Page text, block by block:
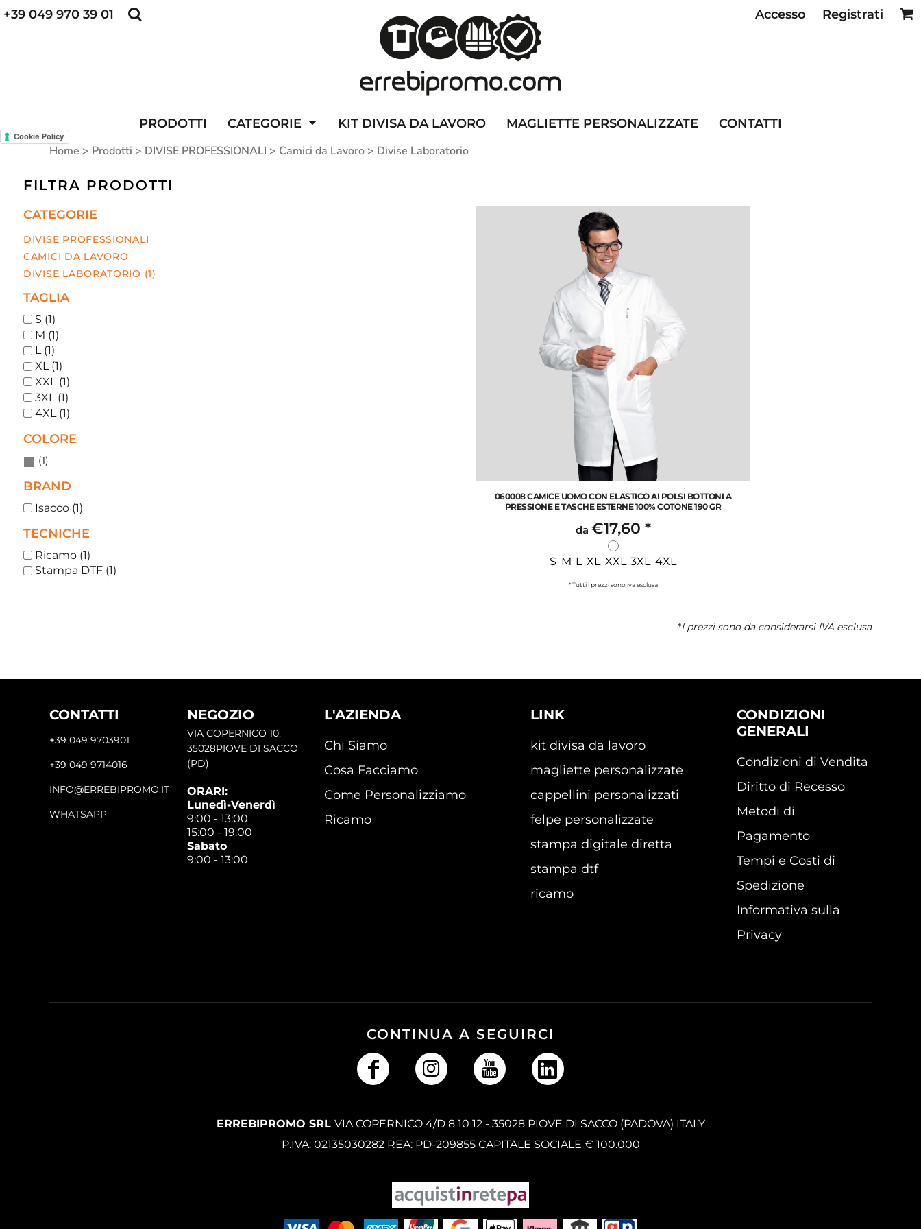
+39 049 970 39 01 Accesso Registrati
PRODOTTI CATEGORIE KIT DIVISA DA LAVORO MAGLIETTE PERSONALIZZATE CONTATTI
Cookie Policy
Home > Prodotti > DIVISE PROFESSIONALI > Camici da Lavoro > Divise Laboratorio
FILTRA PRODOTTI
CATEGORIE
DIVISE PROFESSIONALI
CAMICI DA LAVORO
DIVISE LABORATORIO (1)
TAGLIA
S (1)
M (1)
L (1)
XL (1)
XXL (1)
3XL (1)
4XL (1)
COLORE
(1)
BRAND
Isacco (1)
TECNICHE
Ricamo (1)
Stampa DTF (1)
060008 CAMICE UOMO CON ELASTICO AI POLSI BOTTONI A
PRESSIONE E TASCHE ESTERNE 100% COTONE 190 GR
da €17,60 *
S M L XL XXL 3XL 4XL
* Tutti i prezzi sono iva esclusa
*I prezzi sono da considerarsi IVA esclusa
CONTATTI
+39 049 9703901
+39 049 9714016
INFO@ERREBIPROMO.IT
WHATSAPP
NEGOZIO
VIA COPERNICO 10,
35028PIOVE DI SACCO
(PD)
ORARI:
Lunedì-Venerdì
9:00 - 13:00
15:00 - 19:00
Sabato
9:00 - 13:00
L'AZIENDA
Chi Siamo
Cosa Facciamo
Come Personalizziamo
Ricamo
LINK
kit divisa da lavoro
magliette personalizzate
cappellini personalizzati
felpe personalizzate
stampa digitale diretta
stampa dtf
ricamo
CONDIZIONI
GENERALI
Condizioni di Vendita
Diritto di Recesso
Metodi di
Pagamento
Tempi e Costi di
Spedizione
Informativa sulla
Privacy
CONTINUA A SEGUIRCI
ERREBIPROMO SRL VIA COPERNICO 4/D 8 10 12 - 35028 PIOVE DI SACCO (PADOVA) ITALY
P.IVA: 02135030282 REA: PD-209855 CAPITALE SOCIALE € 100.000
PRODOTTI
MAGLIETTE PERSONALIZZATE
CONTATTI
ACCESSO
REGISTRATI
CARRELLO: 0 ARTICOLO
POLO PERSONALIZZATE
DIVISE RISTORAZIONE
POLO PERSONALIZZATE CAPPELLINI PERSONALIZZATI ALTA VISIBILITA'